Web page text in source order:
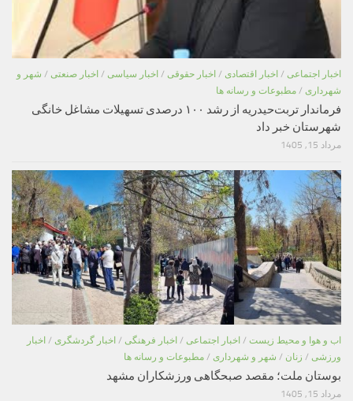
اخبار اجتماعی / اخبار اقتصادی / اخبار حقوقی / اخبار سیاسی / اخبار صنعتی / شهر و
شهرداری / مطبوعات و رسانه ها
فرماندار تربت‌حیدریه از رشد ۱۰۰ درصدی تسهیلات مشاغل خانگی
شهرستان خبر داد
مرداد 15, 1405
اب و هوا و محیط زیست / اخبار اجتماعی / اخبار فرهنگی / اخبار گردشگری / اخبار
ورزشی / زنان / شهر و شهرداری / مطبوعات و رسانه ها
بوستان ملت؛ مقصد صبحگاهی ورزشکاران مشهد
مرداد 15, 1405